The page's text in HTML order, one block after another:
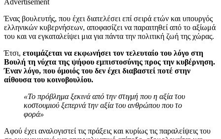
Ένας βουλευτής, που έχει διατελέσει επί σειρά ετών και υπουργός
ελληνικών κυβερνήσεων, αποφασίζει να παραιτηθεί από το αξίωμά
του και να εγκαταλείψει μια για πάντα την πολιτική ζωή της χώρας.
Έτσι, ετοιμάζεται να εκφωνήσει τον τελευταίο του λόγο στη
Βουλή τη νύχτα της ψήφου εμπιστοσύνης προς την κυβέρνηση.
Έναν λόγο, που όμοιός του δεν έχει διαβαστεί ποτέ στην
αίθουσα του κοινοβουλίου.
«Το πρόβλημα ξεκινά από την στιγμή που η αξία του
κοστουμιού ξεπερνά την αξία του ανθρώπου που το
φορά»
Αφού έχει αναλογιστεί τις πράξεις και κυρίως τις παραλείψεις του